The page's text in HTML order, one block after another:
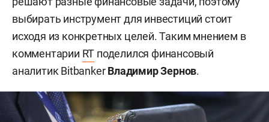
выбирать инструмент для инвестиций стоит
исходя из конкретных целей. Таким мнением в
комментарии RT поделился финансовый
аналитик BitbankerВладимир Зернов.